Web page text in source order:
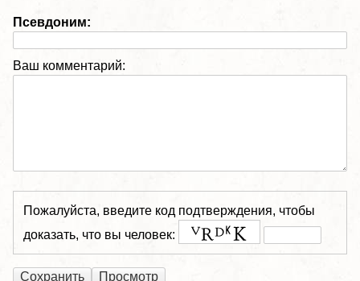
Псевдоним:
Ваш комментарий:
Пожалуйста, введите код подтверждения, чтобы
доказать, что вы человек: